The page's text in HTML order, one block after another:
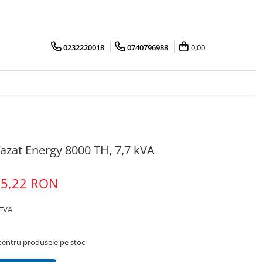
0232220018 0740796988 0,00
Energy 8000 TH, 7,7 kVA
RON
produsele pe stoc